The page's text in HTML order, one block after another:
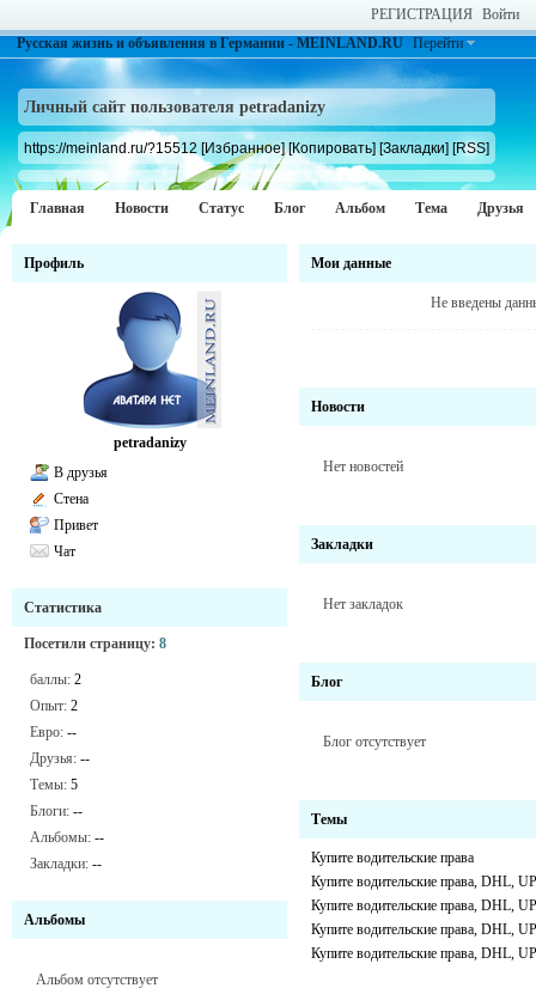
РЕГИСТРАЦИЯ Войти
Русская жизнь и объявления в Германии - MEINLAND.RU Перейти
Личный сайт пользователя petradanizy
https://meinland.ru/?15512 [Избранное] [Копировать] [Закладки] [RSS]
Главная Новости Статус Блог Альбом Тема Друзья
Профиль
petradanizy
В друзья
Стена
Привет
Чат
Статистика
Посетили страницу: 8
баллы: 2
Опыт: 2
Евро: --
Друзья: --
Темы: 5
Блоги: --
Альбомы: --
Закладки: --
Альбомы
Альбом отсутствует
Мои данные
Не введены
Новости
Нет новостей
Закладки
Нет закладок
Блог
Блог отсутствует
Темы
Купите водительские права
Купите водительские права, DHL,
Купите водительские права, DHL,
Купите водительские права, DHL,
Купите водительские права, DHL,